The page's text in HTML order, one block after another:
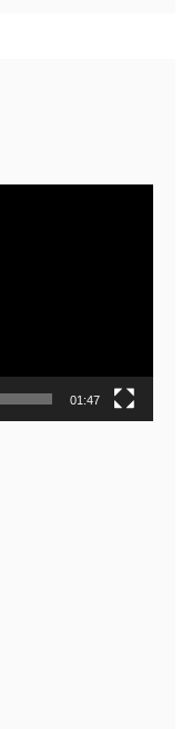
01:47